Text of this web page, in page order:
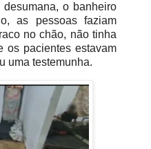
o banheiro
as pessoas faziam
no chão, não tinha
os pacientes estavam
uma testemunha.